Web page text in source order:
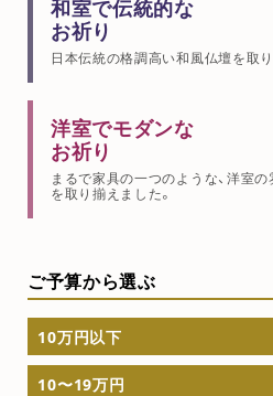
和室で伝統的な
お祈り
日本伝統の格調高い和風仏壇を取
洋室でモダンな
お祈り
まるで家具の一つのような、洋室
を取り揃えました。
ご予算から選ぶ
10万円以下
10〜19万円